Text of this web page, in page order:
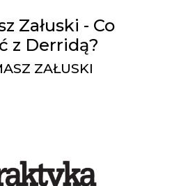
Załuski - Co
z Derridą?
ZAŁUSKI